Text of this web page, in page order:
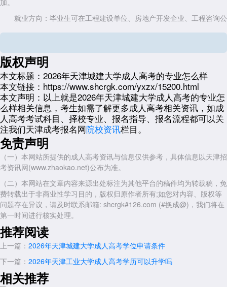
加。
就业方向：毕业生可在工程建设单位、房地产开发企业、工程咨询公
推荐理由：测绘工程专业掌握现代测绘技术，能在国土资源、城市规
划等部门从事测绘与地理信息工作。随着智慧城市、数字孪生等概念的兴
起，测绘工程专业的就业前景愈发广阔。
就业方向：毕业生可在测绘院、地理信息中心、城市规划部门等从事
测绘工程、地理信息系统开发与应用等工作。
三、专业特色与优势
师资力量雄厚：天津城建大学拥有一支高素质师资队伍，包括行业知
名专家与资深学者。他们将理论知识与实践经验相结合，为考生提供优质
的教学服务。
学习环境。考生可以接触到行业前沿知识与技术，提升自己的专业素养。
高通过率与录取保障：天津市成人高考整体通过率超90%，专升本考
生通过率更高(超85%)。天津城建大学录取率与全市平均水平持平，且学
校提供考前辅导资料，降低备考难度。
以上就是关于：“2026年天津城建大学成人高考专业怎么样”的简单介
绍，想了解更多内容，可以持续关注天津成人高考网www.shcrgk.com
展开全文
版权声明
本文标题： 2026年天津城建大学成人高考的专业怎么样
本文链接： https://www.shcrgk.com/yxzx/15200.html
本文声明： 以上就是2026年天津城建大学成人高考的专业怎
么样相关信息，考生如需了解更多成人高考相关资讯，如成
人高考考试科目、择校专业、报名指导、报名流程都可以关
注我们天津成考报名网院校资讯栏目。
免责声明
（一）本网站所提供的成人高考资讯与信息仅供参考，具体信息以天津招
考资讯网(www.zhaokao.net)公布为准。
（二）本网站在文章内容来源出处标注为其他平台的稿件均为转载稿，免
费转载出于非商业性学习目的，版权归原作者所有;如您对内容、版权等
问题存在异议，请及时联系邮箱: shcrgk#126.com (#换成@)，我们将在
第一时间进行核实处理。
推荐阅读
上一篇： 2026年天津城建大学成人高考学位申请条件
下一篇： 2026年天津工业大学成人高考学历可以升学吗
相关推荐